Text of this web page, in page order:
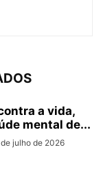
a vida,
mental de...
julho de 2026